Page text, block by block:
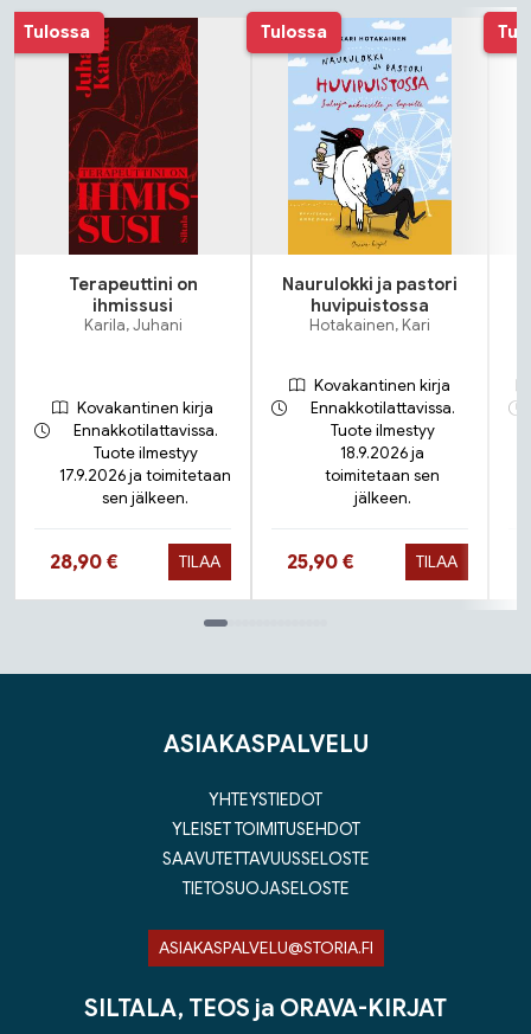
Tuoteluettelon alku
Tulossa
Terapeuttini on
ihmissusi
Karila, Juhani
Kovakantinen kirja
Ennakkotilattavissa.
Tuote ilmestyy
17.9.2026 ja toimitetaan
sen jälkeen.
Hinta nyt
28,90 € TILAA
Tulossa
Naurulokki ja pastori
huvipuistossa
Hotakainen, Kari
Kovakantinen kirja
Ennakkotilattavissa.
Tuote ilmestyy
18.9.2026 ja
toimitetaan sen
jälkeen.
Hinta nyt
25,90 € TILAA
ASIAKASPALVELU
YHTEYSTIEDOT
YLEISET TOIMITUSEHDOT
SAAVUTETTAVUUSSELOSTE
TIETOSUOJASELOSTE
ASIAKASPALVELU@STORIA.FI
SILTALA, TEOS ja ORAVA-KIRJAT